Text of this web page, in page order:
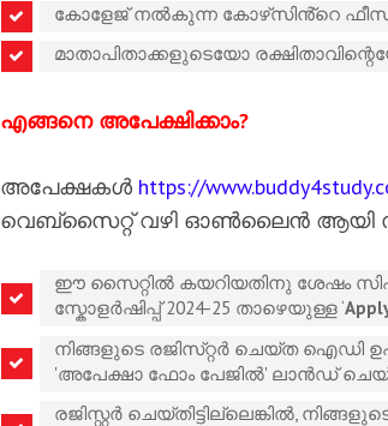
കോളേജ് നൽകുന്ന കോഴ്‌സിൻ്റെ
മാതാപിതാക്കളുടെയോ
എങ്ങനെ അപേക്ഷിക്കാം?
അപേക്ഷകൾ https://
വെബ്സൈറ്റ് വഴി ഓൺലൈൻ ആയി
ഈ സൈറ്റിൽ കയറിയതിനു ശേഷം
സ്കോളർഷിപ്പ് 2024-25 താഴെയുള്ള ‘
നിങ്ങളുടെ രജിസ്‌റ്റർ ചെയ്‌ത ഐഡി
'അപേക്ഷാ ഫോം പേജിൽ' ലാൻഡ്
രജിസ്റ്റർ ചെയ്തിട്ടില്ലെങ്കിൽ,